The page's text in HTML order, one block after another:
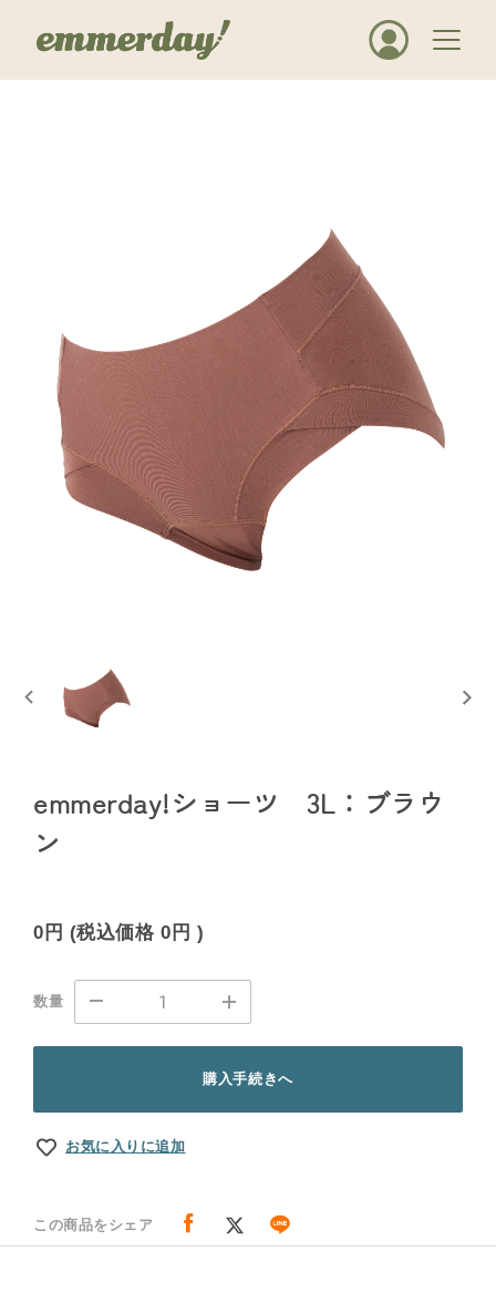
emmerday!ショーツ 3L：ブラウ
ン
0円 (税込価格0円 )
数量
購入手続きへ
お気に入りに追加
この商品をシェア